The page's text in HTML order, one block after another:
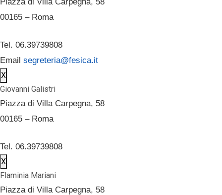
00165 – Roma
Tel. 06.39739808
Email segreteria@fesica.it
X
Giovanni Galistri
Piazza di Villa Carpegna, 58
00165 – Roma
Tel. 06.39739808
X
Flaminia Mariani
Piazza di Villa Carpegna, 58